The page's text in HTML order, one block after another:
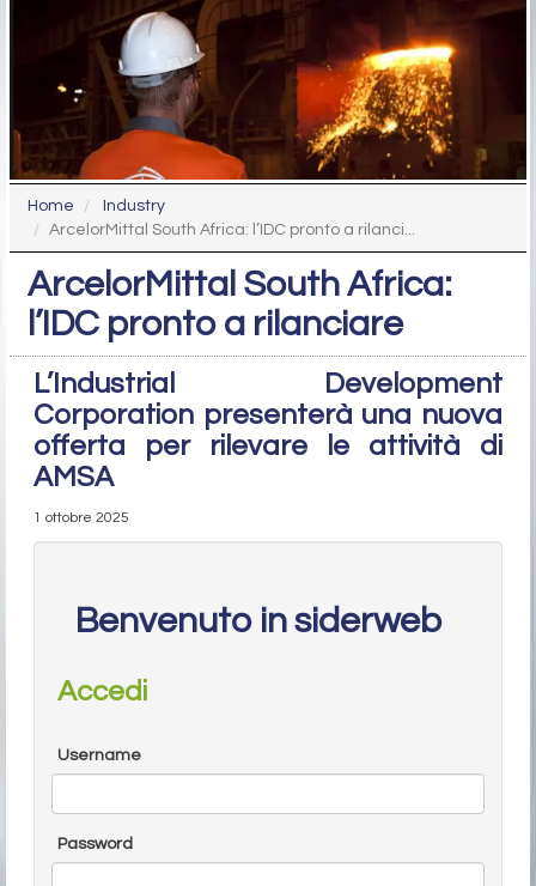
Home
Industry
ArcelorMittal South Africa: l’IDC pronto a rilanci...
ArcelorMittal South Africa:
l’IDC pronto a rilanciare
L’Industrial Development
Corporation presenterà una nuova
offerta per rilevare le attività di
AMSA
1 ottobre 2025
Benvenuto in siderweb
Accedi
Username
Password